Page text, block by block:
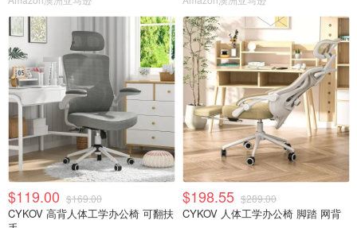
$119.00 $169.00
CYKOV 高背人体工学办公椅 可翻扶
$198.55 $289.00
CYKOV 人体工学办公椅 脚踏 网背